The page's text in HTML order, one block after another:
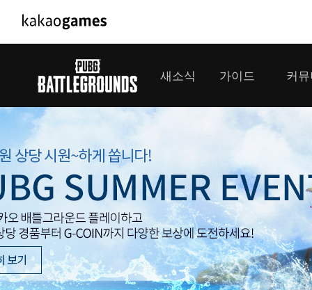
PC/모바일게임
도깨비의세계
아키에이지 워
아레스 : 라이즈 오브 가디언즈
배틀그라
패스 오브
패스 오브
모바일게임
우마무스메 프리티 더비
서비스
내정보
새소식
이벤트
업데이트
대회소식
가이드 커
플레이
클랜
모집